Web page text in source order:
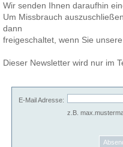
Wir senden Ihnen daraufhin
Um Missbrauch
dann
freigeschaltet, wenn Sie
Dieser Newsletter wird nur im
E-Mail Adresse:
z.B.